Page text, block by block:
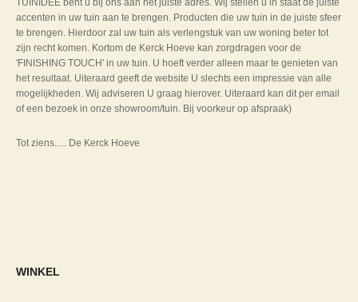
TUINIDEE bent u bij ons aan het juiste adres. Wij stellen u in staat de juiste
accenten in uw tuin aan te brengen. Producten die uw tuin in de juiste sfeer
te brengen. Hierdoor zal uw tuin als verlengstuk van uw woning beter tot
zijn recht komen. Kortom de Kerck Hoeve kan zorgdragen voor de
'FINISHING TOUCH' in uw tuin. U hoeft verder alleen maar te genieten van
het resultaat. Uiteraard geeft de website U slechts een impressie van alle
mogelijkheden. Wij adviseren U graag hierover. Uiteraard kan dit per email
of een bezoek in onze showroom/tuin. Bij voorkeur op afspraak)
Tot ziens..... De Kerck Hoeve
WINKEL